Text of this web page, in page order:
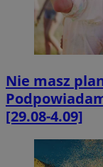
Nie masz
[29.08-4.09]